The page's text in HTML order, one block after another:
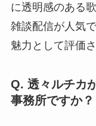
に透明感のある
雑談配信が人気
魅力として評価
Q. 透々ルチカ
事務所ですか？